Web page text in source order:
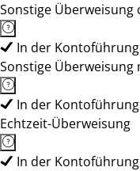
Sonstige Überweisung
In der
Sonstige Überweisung
In der
Echtzeit-Überweisung
In der